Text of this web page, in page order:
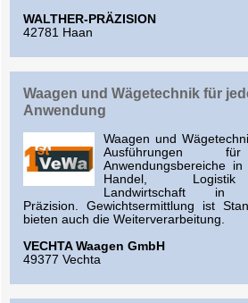
WALTHER-PRÄZISION
42781 Haan
Waagen und Wägetechnik für
Anwendung
Waagen und
Ausführungen
Anwendungsbereiche in
Handel,
Landwirtschaft in
Präzision. Gewichtsermittlung ist
bieten auch die Weiterverarbeitung.
VECHTA Waagen GmbH
49377 Vechta